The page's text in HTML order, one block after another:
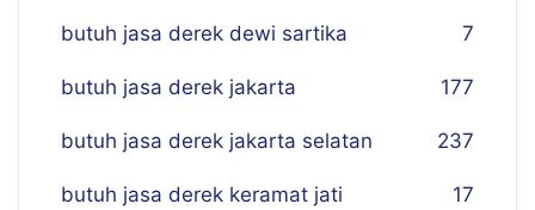
butuh jasa derek dewi sartika 7
butuh jasa derek jakarta 177
butuh jasa derek jakarta selatan 237
butuh jasa derek keramat jati 17